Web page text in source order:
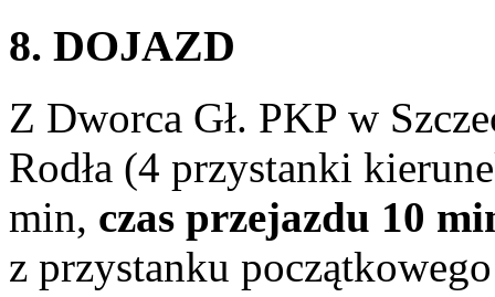
8. DOJAZD
Z Dworca Gł. PKP w
Rodła (4 przystanki
min, czas przejazdu 10
z przystanku